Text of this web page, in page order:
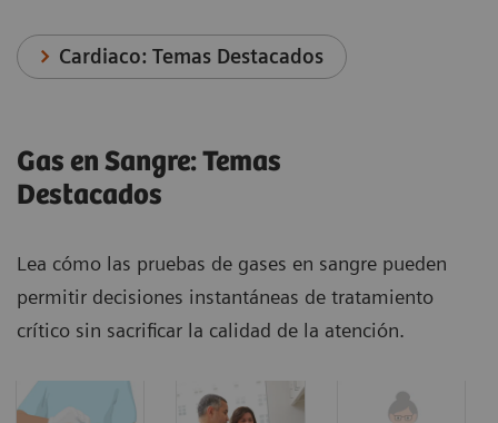
Cardiaco: Temas Destacados
Gas en Sangre: Temas
Destacados
Lea cómo las pruebas de gases en sangre pueden
permitir decisiones instantáneas de tratamiento
crítico sin sacrificar la calidad de la atención.